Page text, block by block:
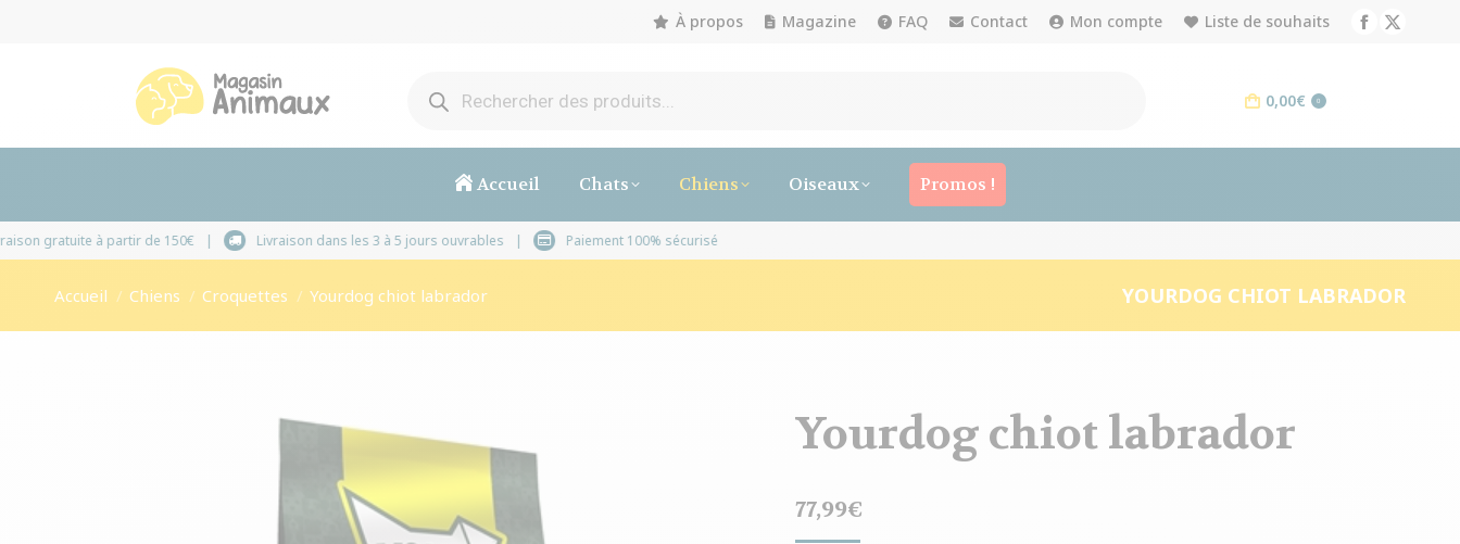
À propos Magazine FAQ Contact Mon compte Liste de souhaits
Facebook
X
0,00€ 0
Accueil Chats Chiens Oiseaux Promos !
Livraison gratuite à partir de 150€ Livraison dans les 3 à 5 jours ouvrables Paiement 100% sécurisé
Vous êtes ici :
Accueil Chiens Croquettes Yourdog chiot labrador YOURDOG CHIOT LABRADOR
Yourdog chiot labrador
77,99€